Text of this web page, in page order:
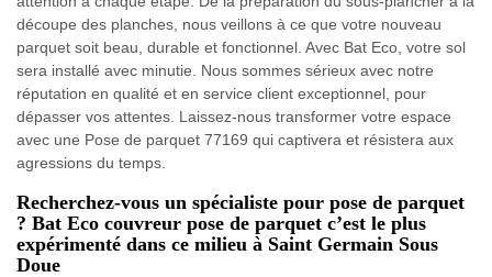
découpe des planches, nous veillons à ce que votre nouveau
parquet soit beau, durable et fonctionnel. Avec Bat Eco, votre sol
sera installé avec minutie. Nous sommes sérieux avec notre
réputation en qualité et en service client exceptionnel, pour
dépasser vos attentes. Laissez-nous transformer votre espace
avec une Pose de parquet 77169 qui captivera et résistera aux
agressions du temps.
Recherchez-vous un spécialiste pour pose de parquet
? Bat Eco couvreur pose de parquet c’est le plus
expérimenté dans ce milieu à Saint Germain Sous
Doue